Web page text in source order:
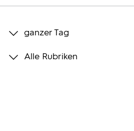
Bilder
ganzer Tag
Alle Rubriken